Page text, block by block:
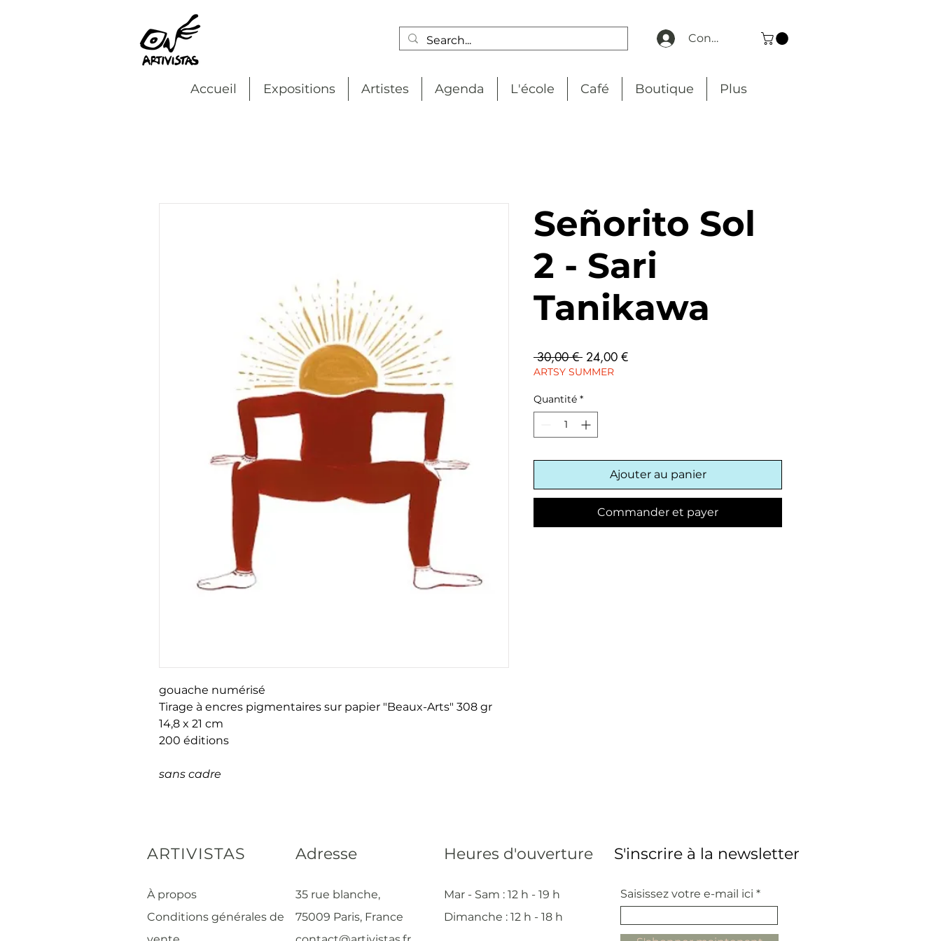
Connexion
Accueil Expositions Artistes Agenda L'école Café Boutique Plus
gouache numérisé
Tirage à encres pigmentaires sur papier "Beaux-Arts" 308 gr
14,8 x 21 cm
200 éditions
sans cadre
Señorito Sol
2 - Sari
Tanikawa
30,00 € Prix
original
24,00 €Prix
ARTSY SUMMER
Quantité *
Ajouter au panier
Commander et payer
ARTIVISTAS Adresse Heures d'ouverture
À propos
Conditions générales de
35 rue blanche,
75009 Paris, France
Mar - Sam : 12 h - 19 h
Dimanche : 12 h - 18 h
S'inscrire à la newsletter
Saisissez votre e-mail ici